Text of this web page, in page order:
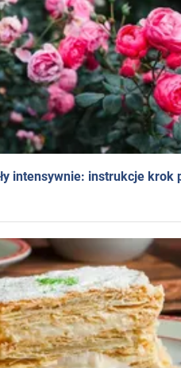
intensywnie: instrukcje krok